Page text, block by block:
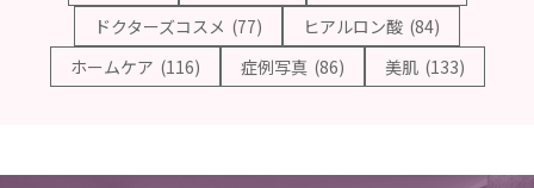
ドクターズコスメ (77) ヒアルロン酸 (84)
ホームケア (116) 症例写真 (86) 美肌 (133)